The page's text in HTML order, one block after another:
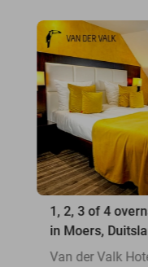
1, 2, 3 of 4
in Moers,
Van der Valk